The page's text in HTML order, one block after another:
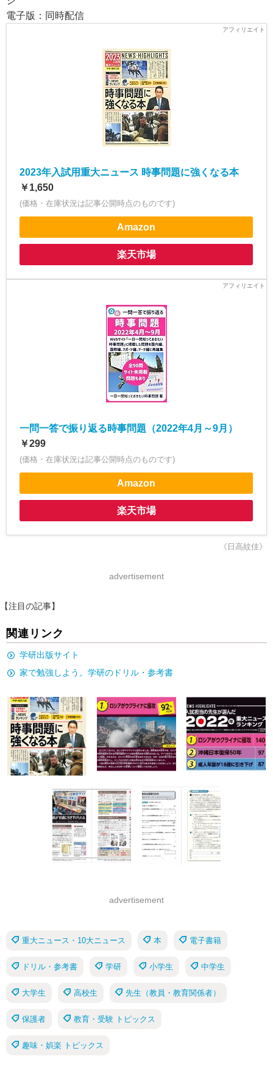
電子版：同時配信
2023年入試用重大ニュース 時事問題に強くなる本
￥1,650
(価格・在庫状況は記事公開時点のものです)
Amazon
楽天市場
一問一答で振り返る時事問題（2022年4月～9月）
￥299
(価格・在庫状況は記事公開時点のものです)
Amazon
楽天市場
《日高紋佳》
advertisement
【注目の記事】
関連リンク
学研出版サイト
家で勉強しよう。学研のドリル・参考書
advertisement
重大ニュース・10大ニュース 本 電子書籍
ドリル・参考書 学研 小学生 中学生
大学生 高校生 先生（教員・教育関係者）
保護者 教育・受験 トピックス
趣味・娯楽 トピックス